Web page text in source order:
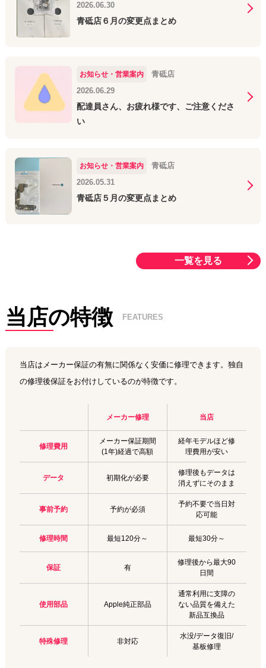
2026.06.30
青砥店６月の変更点まとめ
お知らせ・営業案内
青砥店
2026.06.29
配達員さん、お疲れ様です、ご注意くださ
い
お知らせ・営業案内
青砥店
2026.05.31
青砥店５月の変更点まとめ
一覧を見る
当店の特徴 FEATURES
当店はメーカー保証の有無に関係なく安価に修理できます。独自
の修理後保証をお付けしているのが特徴です。
メーカー修理 当店
修理費用
メーカー保証期間
(1年)経過で高額
経年モデルほど修
理費用が安い
データ 初期化が必要
修理後もデータは
消えずにそのまま
事前予約 予約が必須
予約不要で当日対
応可能
修理時間 最短120分～ 最短30分～
保証 有
修理後から最大90
日間
使用部品 Apple純正部品
通常利用に支障の
ない品質を備えた
新品互換品
特殊修理 非対応
水没/データ復旧/
基板修理